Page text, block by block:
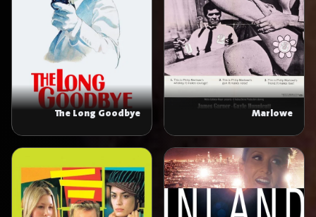
Marlowe
The Long Goodbye